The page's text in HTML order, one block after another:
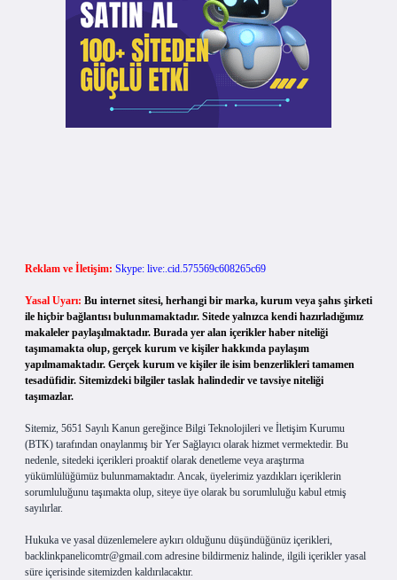
Reklam ve İletişim: Skype: live:.cid.575569c608265c69
Yasal Uyarı: Bu internet sitesi, herhangi bir marka, kurum veya şahıs şirketi
ile hiçbir bağlantısı bulunmamaktadır. Sitede yalnızca kendi hazırladığımız
makaleler paylaşılmaktadır. Burada yer alan içerikler haber niteliği
taşımamakta olup, gerçek kurum ve kişiler hakkında paylaşım
yapılmamaktadır. Gerçek kurum ve kişiler ile isim benzerlikleri tamamen
tesadüfidir. Sitemizdeki bilgiler taslak halindedir ve tavsiye niteliği
taşımazlar.
Sitemiz, 5651 Sayılı Kanun gereğince Bilgi Teknolojileri ve İletişim Kurumu
(BTK) tarafından onaylanmış bir Yer Sağlayıcı olarak hizmet vermektedir. Bu
nedenle, sitedeki içerikleri proaktif olarak denetleme veya araştırma
yükümlülüğümüz bulunmamaktadır. Ancak, üyelerimiz yazdıkları içeriklerin
sorumluluğunu taşımakta olup, siteye üye olarak bu sorumluluğu kabul etmiş
sayılırlar.
Hukuka ve yasal düzenlemelere aykırı olduğunu düşündüğünüz içerikleri,
backlinkpanelicomtr@gmail.com adresine bildirmeniz halinde, ilgili içerikler yasal
süre içerisinde sitemizden kaldırılacaktır.